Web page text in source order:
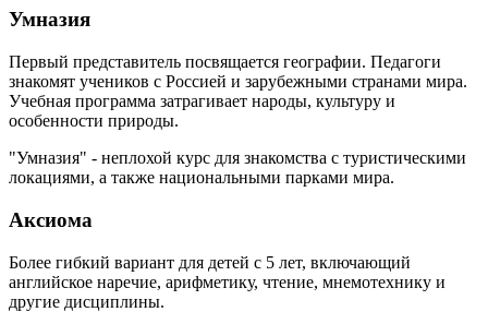
Умназия
Первый представитель посвящается географии. Педагоги
знакомят учеников с Россией и зарубежными странами мира.
Учебная программа затрагивает народы, культуру и
особенности природы.
"Умназия" - неплохой курс для знакомства с туристическими
локациями, а также национальными парками мира.
Аксиома
Более гибкий вариант для детей с 5 лет, включающий
английское наречие, арифметику, чтение, мнемотехнику и
другие дисциплины.